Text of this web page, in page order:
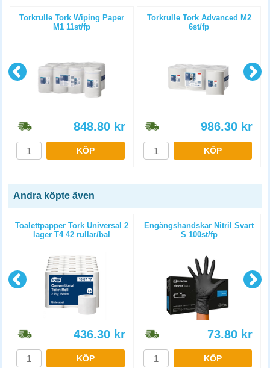
Torkrulle Tork Wiping Paper
M1 11st/fp
848.80 kr
KÖP
Torkrulle Tork Advanced M2
6st/fp
986.30 kr
KÖP
Andra köpte även
Toalettpapper Tork Universal 2
lager T4 42 rullar/bal
436.30 kr
KÖP
Engångshandskar Nitril Svart
S 100st/fp
73.80 kr
KÖP